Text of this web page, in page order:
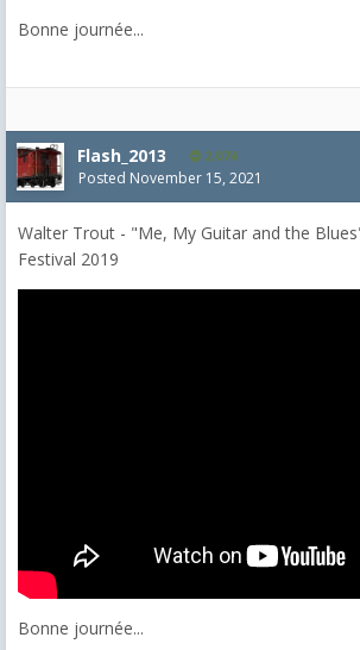
Bonne journée...
Flash_2013 2,074
Posted November 15, 2021
Walter Trout - "Me, My Guitar and the
Festival 2019
Bonne journée...